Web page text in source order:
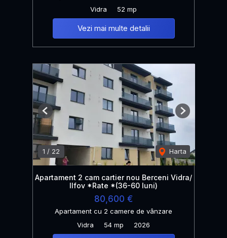
Vidra
52 mp
Vezi mai multe detalii
1 / 22 Harta
Previous Next
Apartament 2 cam cartier nou Berceni Vidra/
Ilfov *Rate *(36-60 luni)
80,600 €
Apartament cu 2 camere de vânzare
Vidra
54 mp 2026